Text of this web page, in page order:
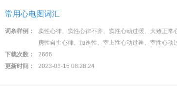
常用心电图词汇
词条样例：
窦性心律、窦性心律不齐、窦性心动过缓、大致正常
房性自主心律、加速性、室上性心动过速、室性心
下载次数：
2666
更新时间：
2023-03-16 08:28:24